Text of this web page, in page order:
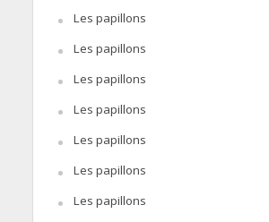
Les papillons
Les papillons
Les papillons
Les papillons
Les papillons
Les papillons
Les papillons